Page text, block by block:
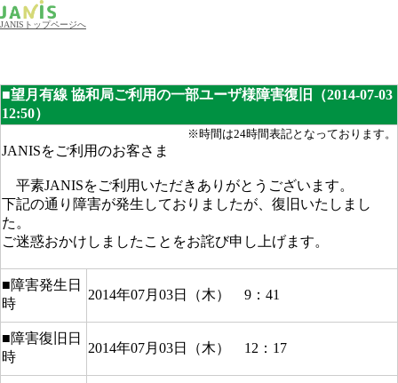
JANISトップページへ
■望月有線 協和局ご利用の一部ユーザ様障害復旧（2014-07-03
12:50）
※時間は24時間表記となっております。
JANISをご利用のお客さま
平素JANISをご利用いただきありがとうございます。
下記の通り障害が発生しておりましたが、復旧いたしまし
た。
ご迷惑おかけしましたことをお詫び申し上げます。
■障害発生日
時
2014年07月03日（木） 9：41
■障害復旧日
時
2014年07月03日（木） 12：17